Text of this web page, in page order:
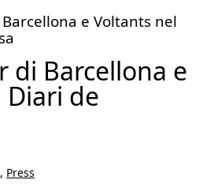
e Voltants nel
di Barcellona e
de
, Press